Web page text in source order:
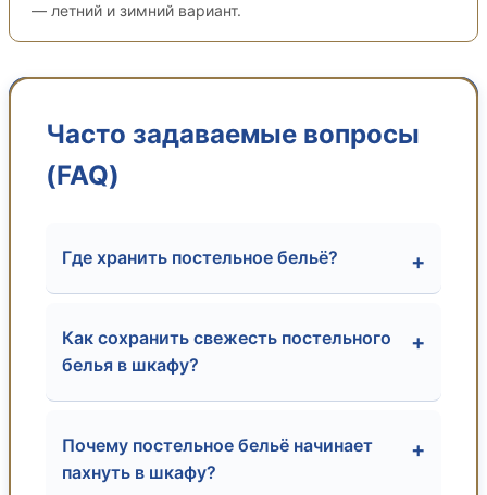
— летний и зимний вариант.
Часто задаваемые вопросы
(FAQ)
Где хранить постельное бельё? +
Как сохранить свежесть постельного
белья в шкафу?
+
Почему постельное бельё начинает
пахнуть в шкафу?
+